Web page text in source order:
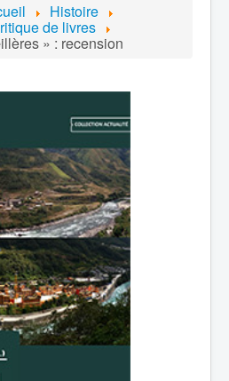
Histoire
de livres
» : recension